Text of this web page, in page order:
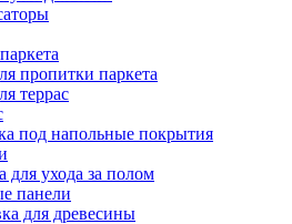
пропитки паркета
террас
под напольные покрытия
для ухода за полом
панели
для древесины